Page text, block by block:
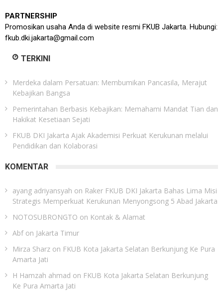
PARTNERSHIP
Promosikan usaha Anda di website resmi FKUB Jakarta. Hubungi:
fkub.dki.jakarta@gmail.com
TERKINI
Merdeka dalam Persatuan: Membumikan Pancasila, Merajut
Kebajikan Bangsa
Pemerintahan Berbasis Kebajikan: Memahami Mandat Tian dan
Hakikat Kesetiaan Sejati
FKUB DKI Jakarta Ajak Akademisi Perkuat Kerukunan melalui
Pendidikan dan Kolaborasi
KOMENTAR
ayang adriyansyah on Raker FKUB DKI Jakarta Bahas Lima Misi
Strategis Memperkuat Kerukunan Menyongsong 5 Abad Jakarta
NOTOSUBRONGTO on Kontak & Alamat
Abfon Jakarta Timur
Mirza Sharz on FKUB Kota Jakarta Selatan Berkunjung Ke Pura
Amarta Jati
H Hamzah ahmad on FKUB Kota Jakarta Selatan Berkunjung
Ke Pura Amarta Jati